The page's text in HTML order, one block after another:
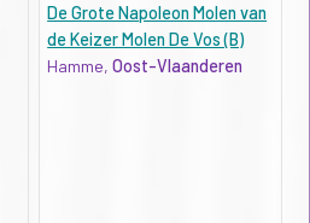
De Grote Napoleon Molen van
de Keizer Molen De Vos (B)
Hamme,Oost-Vlaanderen